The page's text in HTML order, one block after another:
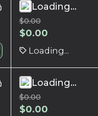
Loading...
$0.00
$0.00
Loading...
Loading...
$0.00
$0.00